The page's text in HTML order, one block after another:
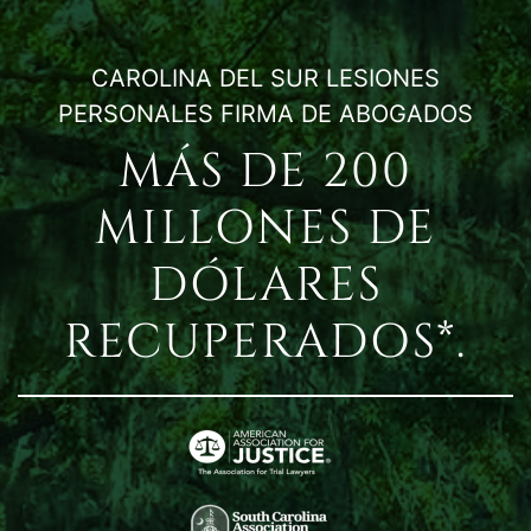
CAROLINA DEL SUR LESIONES
PERSONALES FIRMA DE ABOGADOS
MÁS DE 200
MILLONES DE
DÓLARES
RECUPERADOS*.